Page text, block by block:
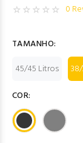
0
TAMANHO:
45/45 Litros
COR: